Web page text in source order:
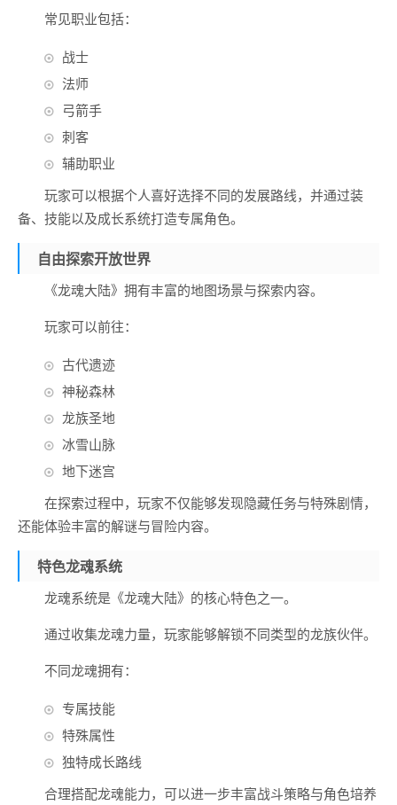
常见职业包括：
战士
法师
弓箭手
刺客
辅助职业
玩家可以根据个人喜好选择不同的发展路线，并通过装
备、技能以及成长系统打造专属角色。
自由探索开放世界
《龙魂大陆》拥有丰富的地图场景与探索内容。
玩家可以前往：
古代遗迹
神秘森林
龙族圣地
冰雪山脉
地下迷宫
在探索过程中，玩家不仅能够发现隐藏任务与特殊剧情，
还能体验丰富的解谜与冒险内容。
特色龙魂系统
龙魂系统是《龙魂大陆》的核心特色之一。
通过收集龙魂力量，玩家能够解锁不同类型的龙族伙伴。
不同龙魂拥有：
专属技能
特殊属性
独特成长路线
合理搭配龙魂能力，可以进一步丰富战斗策略与角色培养